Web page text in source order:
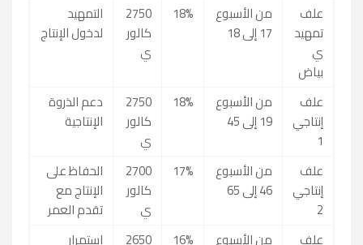
علف
تمهيد
ي
بياض
من الأسبوع
17 إلى 18
18%
2750
كالور
ي
التمهيد
لدخول الإنتاج
علف
إنتاجي
1
من الأسبوع
19 إلى 45
18%
2750
كالور
ي
دعم الذروة
الإنتاجية
علف
إنتاجي
2
من الأسبوع
46 إلى 65
17%
2700
كالور
ي
الحفاظ على
الإنتاج مع
تقدم العمر
علف
من الأسبوع
16%
2650
استمرار